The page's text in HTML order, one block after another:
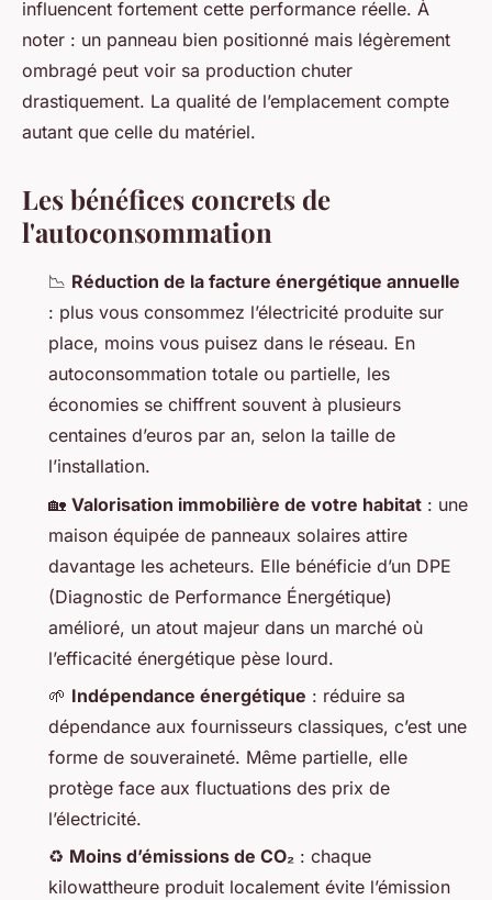
influencent fortement cette performance réelle. À
noter : un panneau bien positionné mais légèrement
ombragé peut voir sa production chuter
drastiquement. La qualité de l’emplacement compte
autant que celle du matériel.
Les bénéfices concrets de
l'autoconsommation
📉 Réduction de la facture énergétique annuelle
: plus vous consommez l’électricité produite sur
place, moins vous puisez dans le réseau. En
autoconsommation totale ou partielle, les
économies se chiffrent souvent à plusieurs
centaines d’euros par an, selon la taille de
l’installation.
🏡 Valorisation immobilière de votre habitat : une
maison équipée de panneaux solaires attire
davantage les acheteurs. Elle bénéficie d’un DPE
(Diagnostic de Performance Énergétique)
amélioré, un atout majeur dans un marché où
l’efficacité énergétique pèse lourd.
🌱 Indépendance énergétique : réduire sa
dépendance aux fournisseurs classiques, c’est une
forme de souveraineté. Même partielle, elle
protège face aux fluctuations des prix de
l’électricité.
♻️ Moins d’émissions de CO₂ : chaque
kilowattheure produit localement évite l’émission